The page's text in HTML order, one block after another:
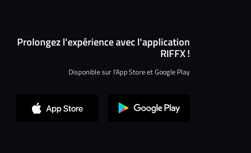
Prolongez l'expérience avec l'application
RIFFX !
Disponible sur l'App Store et Google Play